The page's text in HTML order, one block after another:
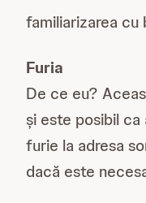
familiarizarea
Furia
De ce eu?
și este posibil
furie la adresa
dacă este